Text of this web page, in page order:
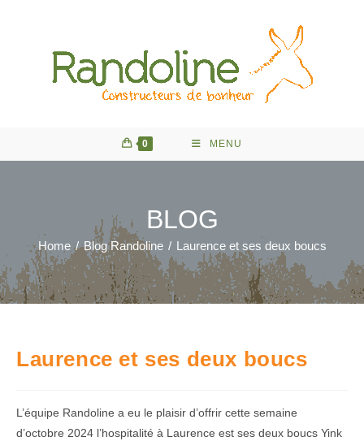
0 MENU
BLOG
Home / Blog Randoline / Laurence et ses deux boucs
Laurence et ses deux boucs
L’équipe Randoline a eu le plaisir d’offrir cette semaine
d’octobre 2024 l’hospitalité à Laurence est ses deux boucs Yink